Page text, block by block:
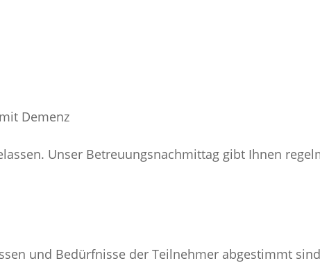
Demenz
Unser Betreuungsnachmittag gibt Ihnen
und Bedürfnisse der Teilnehmer abgestimmt